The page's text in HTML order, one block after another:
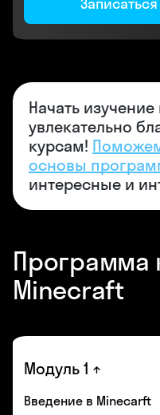
Начать изучение
увлекательно
курсам!
основы
интересные и
Программа
Minecraft
Модуль 1
Введение в Minecarft